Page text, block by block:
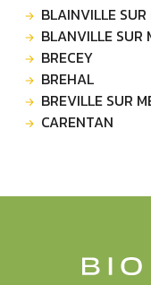
BLAINVILLE SUR
BLANVILLE SUR
BRECEY
BREHAL
BREVILLE SUR
CARENTAN